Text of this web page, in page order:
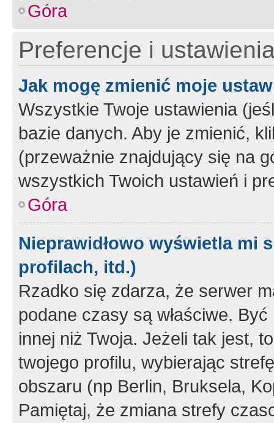
Góra
Preferencje i
Jak mogę zmienić moje
Wszystkie Twoje ustawienia
bazie danych. Aby je zmienić,
(przeważnie znajdujący się na
wszystkich Twoich ustawień i
Góra
Nieprawidłowo wyświetla mi
profilach, itd.)
Rzadko się zdarza, że serwer
podane czasy są właściwe.
innej niż Twoja. Jeżeli tak jest,
twojego profilu, wybierając
obszaru (np Berlin, Bruksela,
Pamiętaj, że zmiana strefy